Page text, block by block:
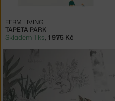
TAPETA PARK
FERM LIVING
Skladem 1 ks, 1 975 Kč